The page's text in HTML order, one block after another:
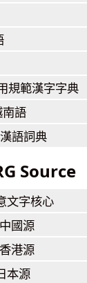
規範漢字字典
語
語詞典
Source
文字核心
中國源
香港源
本源